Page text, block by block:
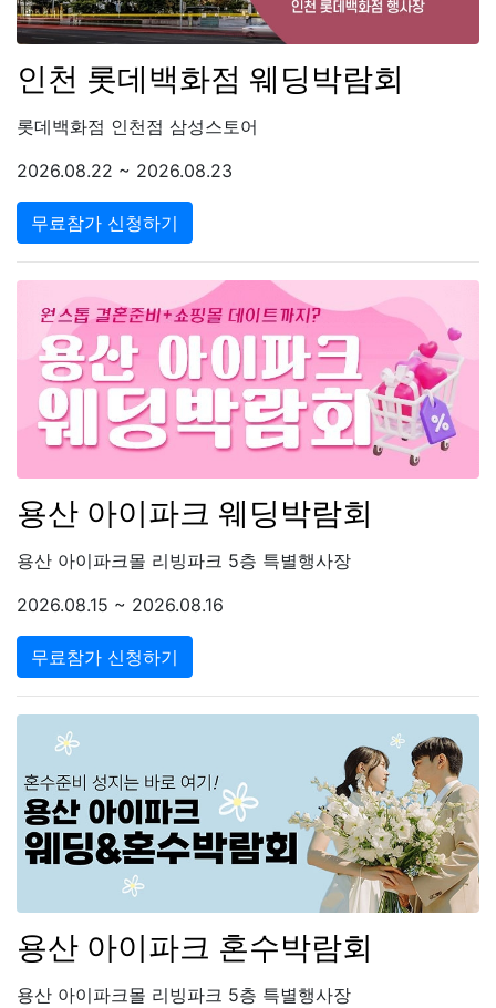
인천 롯데백화점 웨딩박람회
롯데백화점 인천점 삼성스토어
2026.08.22 ~ 2026.08.23
무료참가 신청하기
용산 아이파크 웨딩박람회
용산 아이파크몰 리빙파크 5층 특별행사장
2026.08.15 ~ 2026.08.16
무료참가 신청하기
용산 아이파크 혼수박람회
용산 아이파크몰 리빙파크 5층 특별행사장